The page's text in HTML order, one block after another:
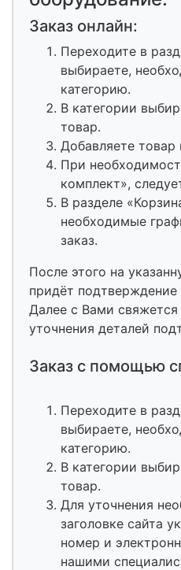
Заказ онлайн:
Переходите в
выбираете,
категорию.
В категории
товар.
Добавляете товар
При
комплект»,
В разделе
необходимые
заказ.
После этого на
придёт подтверждение
Далее с Вами
уточнения деталей
Заказ с помощью
Переходите в
выбираете,
категорию.
В категории
товар.
Для уточнения
заголовке сайта
номер и
нашими